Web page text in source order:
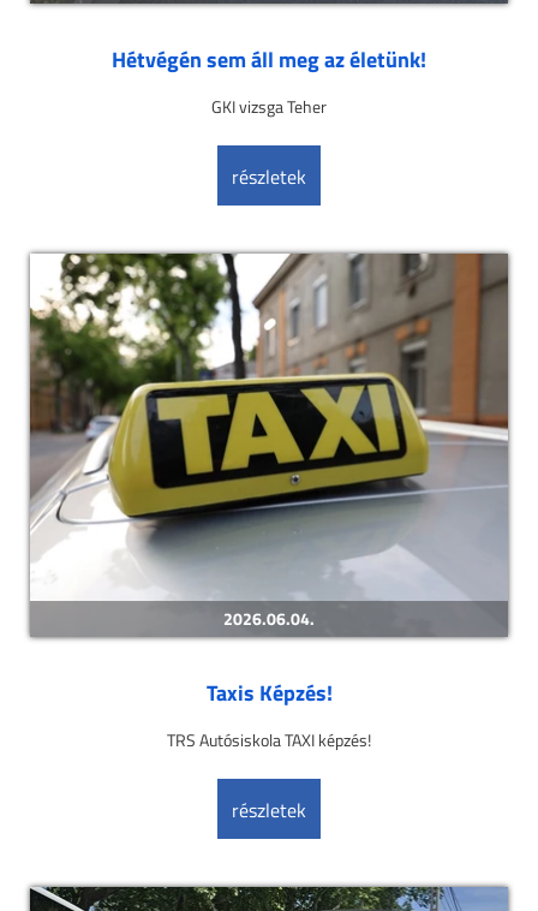
Hétvégén sem áll meg az életünk!
GKI vizsga Teher
részletek
2026.06.04.
Taxis Képzés!
TRS Autósiskola TAXI képzés!
részletek